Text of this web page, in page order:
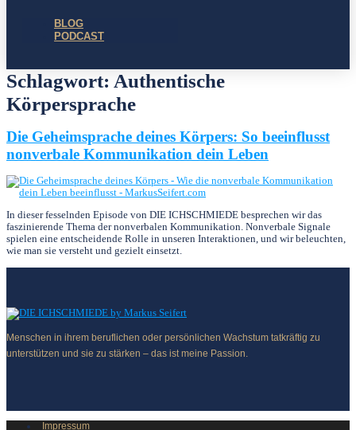
BLOG
PODCAST
Schlagwort: Authentische
Körpersprache
Die Geheimsprache deines Körpers: So beeinflusst
nonverbale Kommunikation dein Leben
In dieser fesselnden Episode von DIE ICHSCHMIEDE besprechen wir das
faszinierende Thema der nonverbalen Kommunikation. Nonverbale Signale
spielen eine entscheidende Rolle in unseren Interaktionen, und wir beleuchten,
wie man sie versteht und gezielt einsetzt.
Menschen in ihrem beruflichen oder persönlichen Wachstum tatkräftig zu
unterstützen und sie zu stärken – das ist meine Passion.
Impressum